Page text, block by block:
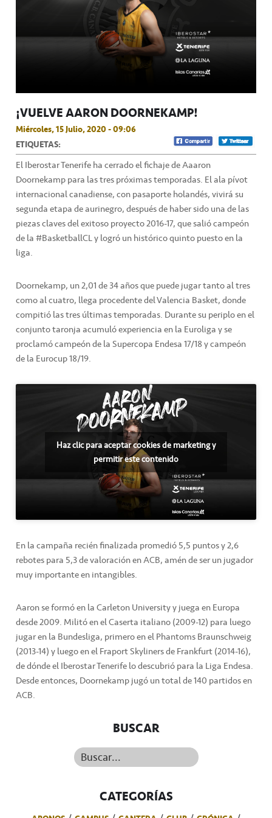
¡VUELVE AARON DOORNEKAMP!
Miércoles, 15 Julio, 2020 - 09:06
ETIQUETAS:
El Iberostar Tenerife ha cerrado el fichaje de Aaaron
Doornekamp para las tres próximas temporadas. El ala pívot
internacional canadiense, con pasaporte holandés, vivirá su
segunda etapa de aurinegro, después de haber sido una de las
piezas claves del exitoso proyecto 2016-17, que salió campeón
de la #BasketballCL y logró un histórico quinto puesto en la
liga.
Doornekamp, un 2,01 de 34 años que puede jugar tanto al tres
como al cuatro, llega procedente del Valencia Basket, donde
compitió las tres últimas temporadas. Durante su periplo en el
conjunto taronja acumuló experiencia en la Euroliga y se
proclamó campeón de la Supercopa Endesa 17/18 y campeón
de la Eurocup 18/19.
Haz clic para aceptar cookies de marketing y
permitir este contenido
En la campaña recién finalizada promedió 5,5 puntos y 2,6
rebotes para 5,3 de valoración en ACB, amén de ser un jugador
muy importante en intangibles.
Aaron se formó en la Carleton University y juega en Europa
desde 2009. Militó en el Caserta italiano (2009-12) para luego
jugar en la Bundesliga, primero en el Phantoms Braunschweig
(2013-14) y luego en el Fraport Skyliners de Frankfurt (2014-16),
de dónde el Iberostar Tenerife lo descubrió para la Liga Endesa.
Desde entonces, Doornekamp jugó un total de 140 partidos en
ACB.
BUSCAR
Buscar...
CATEGORÍAS